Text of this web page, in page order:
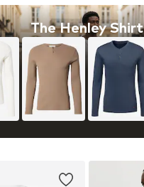
The Henley Shirt